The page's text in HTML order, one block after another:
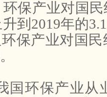
环保产业对国
升到 2019年的
保产业对国
国环保产业从